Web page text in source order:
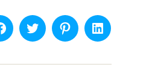
TwitterPinterestLinkedin